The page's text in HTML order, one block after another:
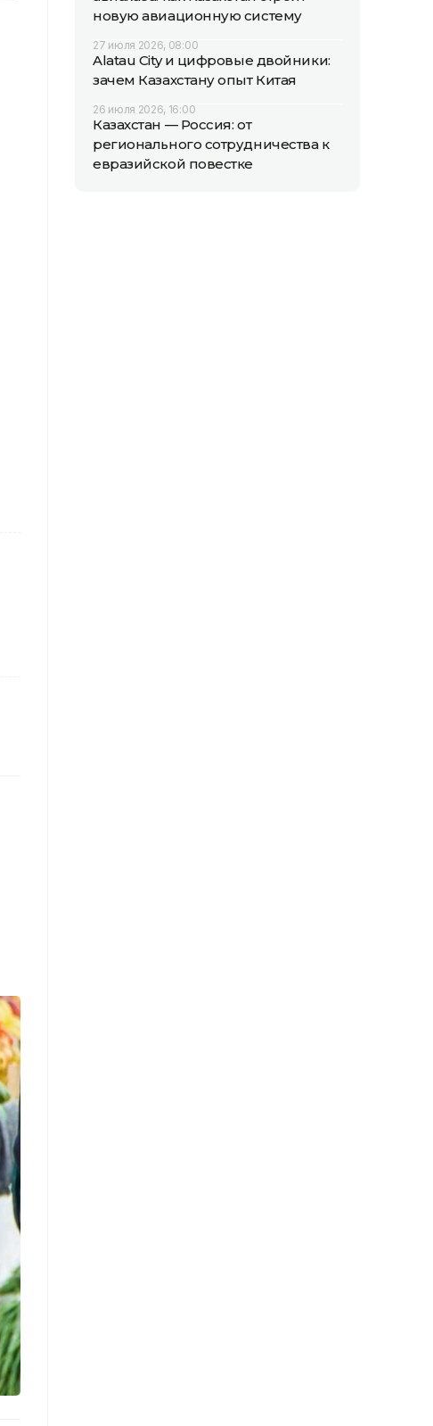
новую авиационную систему
27 июля 2026, 08:00
Alatau City и цифровые двойники:
зачем Казахстану опыт Китая
26 июля 2026, 16:00
Казахстан — Россия: от
регионального сотрудничества к
евразийской повестке